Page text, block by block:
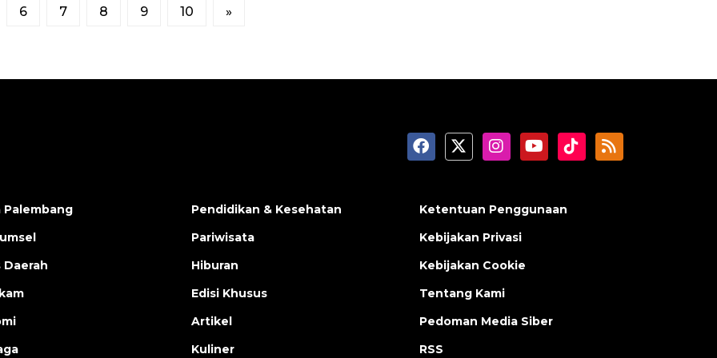
6 7 8 9 10 »
Pendidikan & Kesehatan
Pariwisata
Hiburan
Edisi Khusus
Artikel
Kuliner
Ketentuan Penggunaan
Kebijakan Privasi
Kebijakan Cookie
Tentang Kami
Pedoman Media Siber
RSS